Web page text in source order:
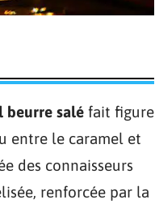
beurre salé fait figure
entre le caramel et
des connaisseurs
renforcée par la